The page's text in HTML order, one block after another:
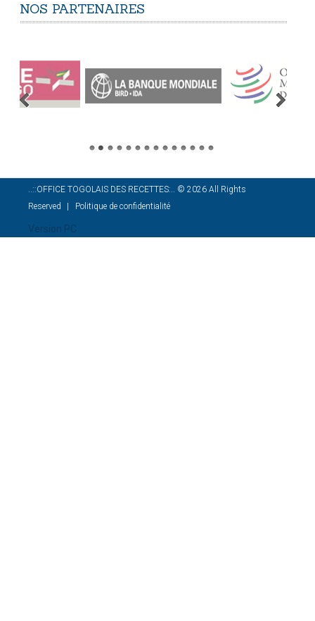
NOS PARTENAIRES
..::OFFICE TOGOLAIS DES RECETTES:.. © 2026 All Rights
Reserved
Politique de confidentialité
Version PC